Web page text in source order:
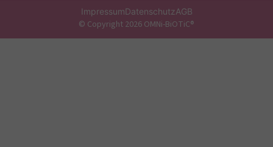
ImpressumDatenschutzAGB
© Copyright 2026 OMNi-BiOTiC®